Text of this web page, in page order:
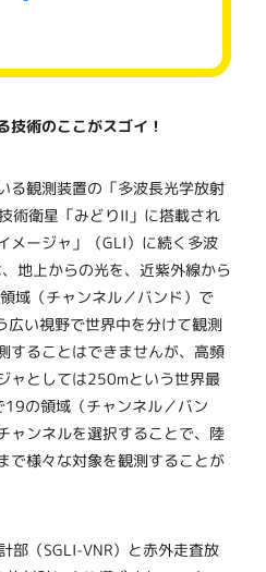
技術のここがスゴイ！
る観測装置の「多波長光学放射
術衛星「みどりII」に搭載され
メージャ」（GLI）に続く多波
地上からの光を、近紫外線から
域（チャンネル／バンド）で
い視野で世界中を分けて観測
することはできませんが、高頻
ャとしては250mという世界最
の領域（チャンネル／バン
ャンネルを選択することで、陸
で様々な対象を観測することが
部（SGLI-VNR）と赤外走査放